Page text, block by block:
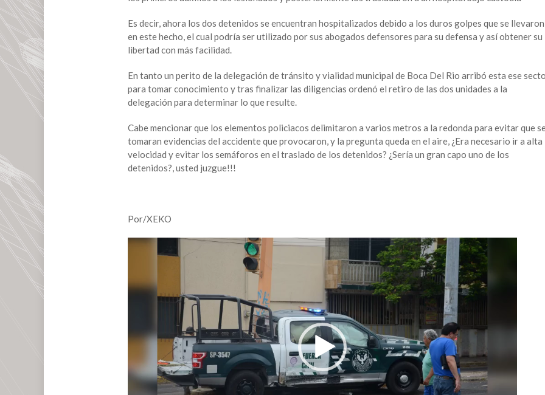
Es decir, ahora los dos detenidos se encuentran hospitalizados debido a los duros golpes que se llevaron
en este hecho, el cual podría ser utilizado por sus abogados defensores para su defensa y así obtener su
libertad con más facilidad.
En tanto un perito de la delegación de tránsito y vialidad municipal de Boca Del Rio arribó esta ese
para tomar conocimiento y tras finalizar las diligencias ordenó el retiro de las dos unidades a la
delegación para determinar lo que resulte.
Cabe mencionar que los elementos policiacos delimitaron a varios metros a la redonda para evitar que
tomaran evidencias del accidente que provocaron, y la pregunta queda en el aire, ¿Era necesario ir a alta
velocidad y evitar los semáforos en el traslado de los detenidos? ¿Sería un gran capo uno de los
detenidos?, usted juzgue!!!
Por/XEKO
Reproductor